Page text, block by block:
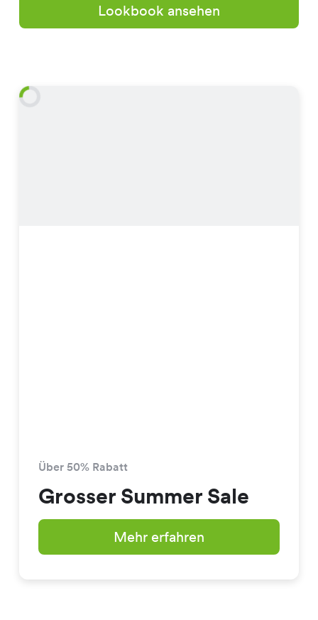
Lookbook ansehen
Über 50% Rabatt
Grosser Summer Sale
Mehr erfahren